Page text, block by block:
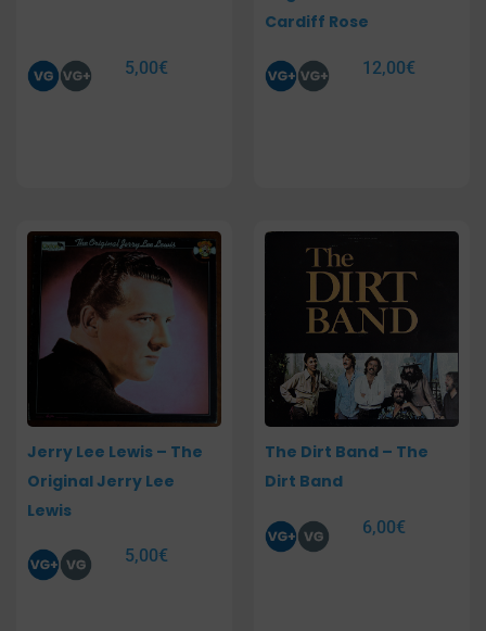
5,00€
Cardiff Rose
12,00€
Jerry Lee Lewis – The
Original Jerry Lee
Lewis
5,00€
The Dirt Band – The
Dirt Band
6,00€